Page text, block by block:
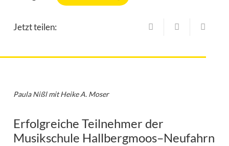
Jetzt teilen:
Paula Nißl mit Heike A. Moser
Erfolgreiche Teilnehmer der
Musikschule Hallbergmoos–Neufahrn